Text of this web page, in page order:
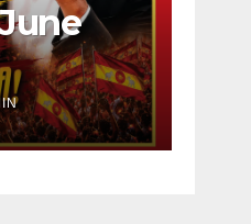
Magazine –
2026
JUNE 28, 2026